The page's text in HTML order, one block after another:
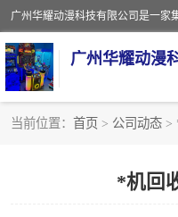
广州华耀动漫
当前位置： 首页 > 公司动态 >
*机回